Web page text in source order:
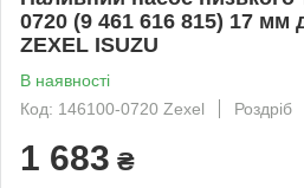
0720 (9 461 616 815) 17 мм
ZEXEL ISUZU
В наявності
Код: 146100-0720 Zexel
Роздріб
1 683 ₴